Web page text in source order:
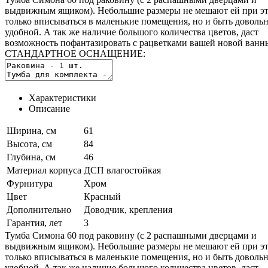
выдвижным ящиком). Небольшие размеры не мешают ей при
только вписываться в маленькие помещения, но и быть
удобной. А так же наличие большого количества цветов, даст
возможность пофантазировать с рацветками вашей новой
СТАНДАРТНОЕ ОСНАЩЕНИЕ:
Характеристики
Описание
Ширина, см
61
Высота, см
84
Глубина, см
46
Материал корпуса ДСП влагостойкая
Фурнитура
Хром
Цвет
Красный
Дополнительно
Доводчик, крепления
Гарантия, лет
3
Тумба Симона 60 под раковину (с 2 распашными дверцами и
выдвижным ящиком). Небольшие размеры не мешают ей при
только вписываться в маленькие помещения, но и быть